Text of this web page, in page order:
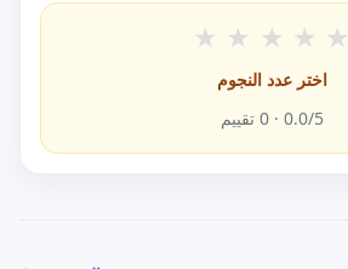
★ ★ ★ ★ ★
اختر عدد النجوم
0.0/5 ·
0 تقييم